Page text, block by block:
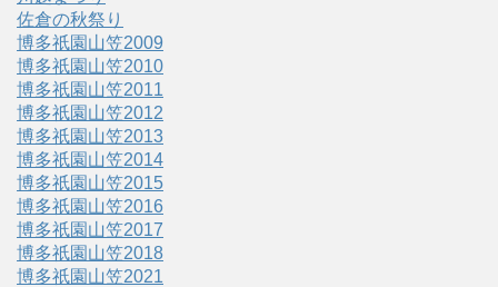
佐倉の秋祭り
博多祇園山笠2009
博多祇園山笠2010
博多祇園山笠2011
博多祇園山笠2012
博多祇園山笠2013
博多祇園山笠2014
博多祇園山笠2015
博多祇園山笠2016
博多祇園山笠2017
博多祇園山笠2018
博多祇園山笠2021